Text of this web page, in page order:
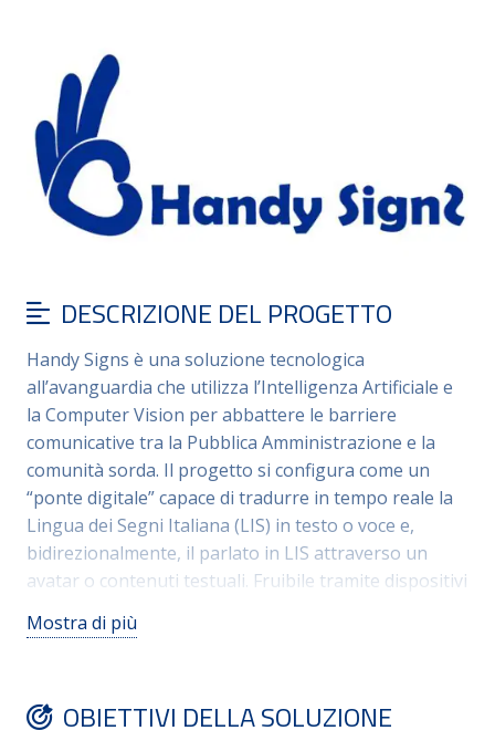
DESCRIZIONE DEL PROGETTO
Handy Signs è una soluzione tecnologica
all’avanguardia che utilizza l’Intelligenza Artificiale e
la Computer Vision per abbattere le barriere
comunicative tra la Pubblica Amministrazione e la
comunità sorda. Il progetto si configura come un
“ponte digitale” capace di tradurre in tempo reale la
Lingua dei Segni Italiana (LIS) in testo o voce e,
bidirezionalmente, il parlato in LIS attraverso un
avatar o contenuti testuali. Fruibile tramite dispositivi
trasforma ogni sportello pubblico, fisico o virtuale, in
specifici del linguaggio burocratico e amministrativo,
Mostra di più
OBIETTIVI DELLA SOLUZIONE